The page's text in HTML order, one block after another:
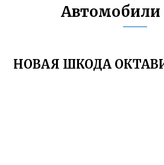
Автомобили
НОВАЯ ШКОДА